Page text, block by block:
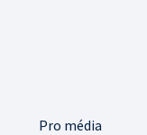
Pro média